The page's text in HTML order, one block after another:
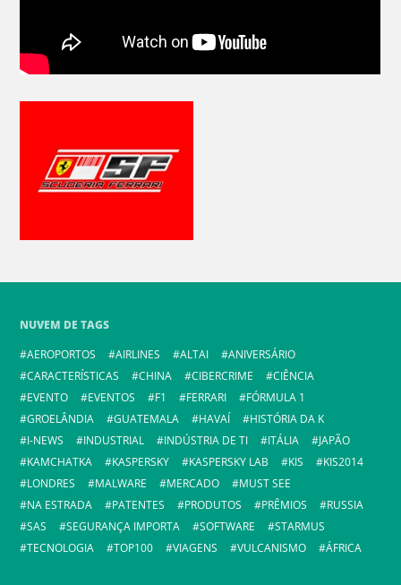
NUVEM DE TAGS
AEROPORTOS
AIRLINES ALTAI
ANIVERSÁRIO
CARACTERÍSTICAS
CHINA CIBERCRIME
CIÊNCIA
EVENTO
EVENTOS F1 FERRARI
FÓRMULA 1
GROELÂNDIA
GUATEMALA HAVAÍ
HISTÓRIA DA K
I-NEWS
INDUSTRIAL INDÚSTRIA DE TI ITÁLIA
JAPÃO
KAMCHATKA
KASPERSKY KASPERSKY LAB KIS
KIS2014
LONDRES
MALWARE MERCADO
MUST SEE
NA ESTRADA
PATENTES PRODUTOS PRÊMIOS
RUSSIA
SAS
SEGURANÇA IMPORTA SOFTWARE
STARMUS
TECNOLOGIA
TOP100 VIAGENS VULCANISMO ÁFRICA